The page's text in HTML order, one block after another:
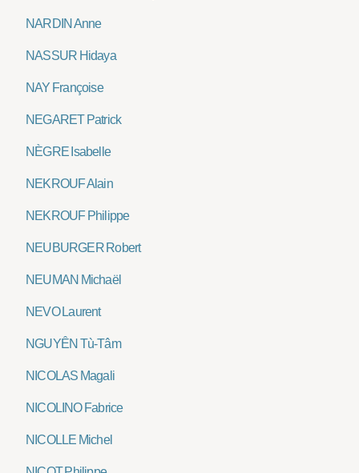
NARDIN Anne
NASSUR Hidaya
NAY Françoise
NEGARET Patrick
NÈGRE Isabelle
NEKROUF Alain
NEKROUF Philippe
NEUBURGER Robert
NEUMAN Michaël
NEVO Laurent
NGUYÊN Tù-Tâm
NICOLAS Magali
NICOLINO Fabrice
NICOLLE Michel